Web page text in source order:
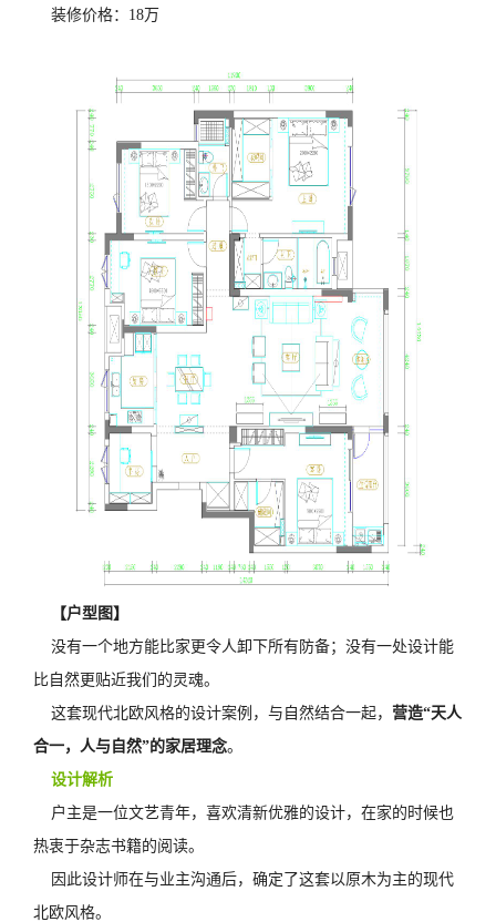
装修价格：18万
【户型图】
没有一个地方能比家更令人卸下所有防备；没有一处设计能
比自然更贴近我们的灵魂。
这套现代北欧风格的设计案例，与自然结合一起， 营造“天人
合一，人与自然”的家居理念。
设计解析
户主是一位文艺青年，喜欢清新优雅的设计，在家的时候也
热衷于杂志书籍的阅读。
因此设计师在与业主沟通后，确定了这套以原木为主的现代
北欧风格。